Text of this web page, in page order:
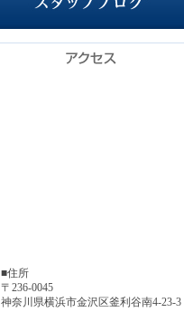
■住所
〒236-0045
神奈川県横浜市金沢区釜利谷南4-23-3